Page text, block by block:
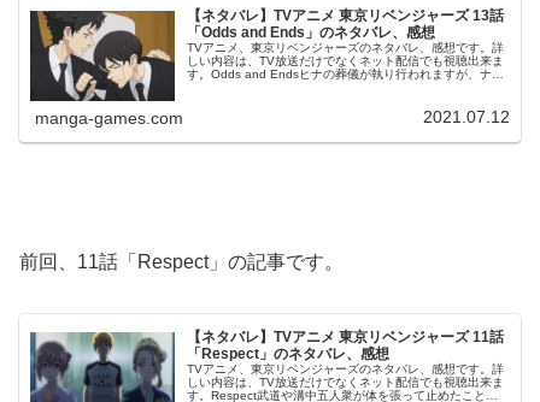
【ネタバレ】TVアニメ 東京リベンジャーズ 13話
「Odds and Ends」のネタバレ、感想
TVアニメ、東京リベンジャーズのネタバレ、感想です。詳
しい内容は、TV放送だけでなくネット配信でも視聴出来ま
す。Odds and Endsヒナの葬儀が執り行われますが、ナオ
manga-games.com 2021.07.12
前回、11話「Respect」の記事です。
【ネタバレ】TVアニメ 東京リベンジャーズ 11話
「Respect」のネタバレ、感想
TVアニメ、東京リベンジャーズのネタバレ、感想です。詳
しい内容は、TV放送だけでなくネット配信でも視聴出来ま
す。Respect武道や溝中五人衆が体を張って止めたこと